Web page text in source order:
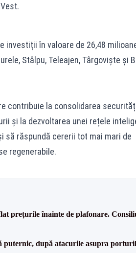
investiții în valoare de 26,48
Stâlpu, Teleajen, Târgoviște și
contribuie la consolidarea
și la dezvoltarea unei rețele
să răspundă cererii tot mai mari de
regenerabile.
prețurile înainte de plafonare.
puternic, după atacurile asupra